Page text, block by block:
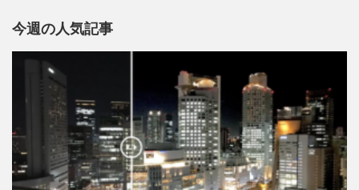
今週の人気記事